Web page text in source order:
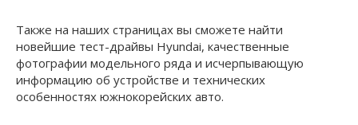
Также на наших страницах вы сможете найти
новейшие тест-драйвы Hyundai, качественные
фотографии модельного ряда и исчерпывающую
информацию об устройстве и технических
особенностях южнокорейских авто.